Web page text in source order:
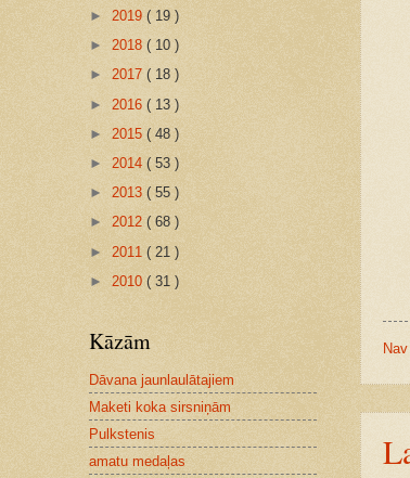
► 2019 ( 19 )
► 2018 ( 10 )
► 2017 ( 18 )
► 2016 ( 13 )
► 2015 ( 48 )
► 2014 ( 53 )
► 2013 ( 55 )
► 2012 ( 68 )
► 2011 ( 21 )
► 2010 ( 31 )
Kāzām
Dāvana jaunlaulātajiem
Maketi koka sirsniņām
Pulkstenis
amatu medaļas